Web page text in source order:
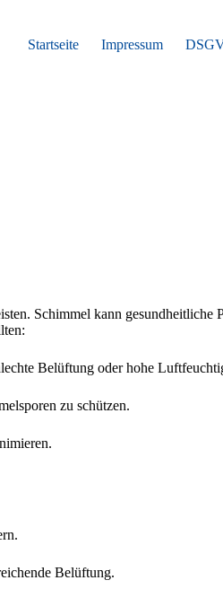
Startseite Impressum
Schimmel kann gesundheitliche
Belüftung oder hohe
zu schützen.
Belüftung.